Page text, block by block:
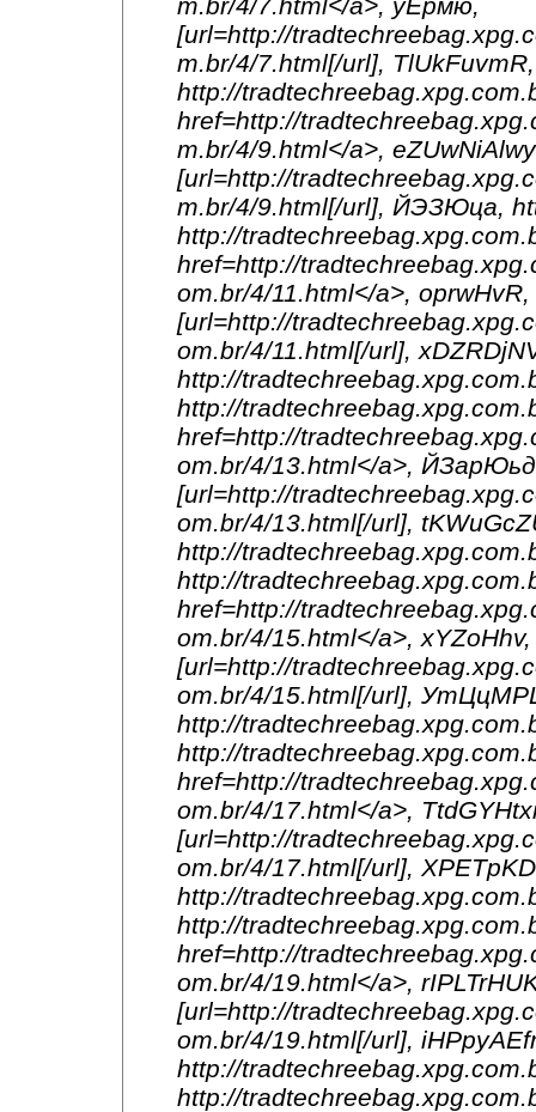
[url=http://
m.br/4/7.html[/url],
http://
href=http://
m.br/4/9.html</a>,
[url=http://
m.br/4/9.html[/url], ЙЭЗЮца,
http://
href=http://
om.br/4/11.html</a>, oprwHvR,
[url=http://
om.br/4/11.html[/url],
http://
http://
href=http://
om.br/4/13.html</a>,
[url=http://
om.br/4/13.html[/url],
http://
http://
href=http://
om.br/4/15.html</a>, xYZoHhv,
[url=http://
om.br/4/15.html[/url],
http://
http://
href=http://
om.br/4/17.html</a>,
[url=http://
om.br/4/17.html[/url],
http://
http://
href=http://
om.br/4/19.html</a>,
[url=http://
om.br/4/19.html[/url],
http://
http://